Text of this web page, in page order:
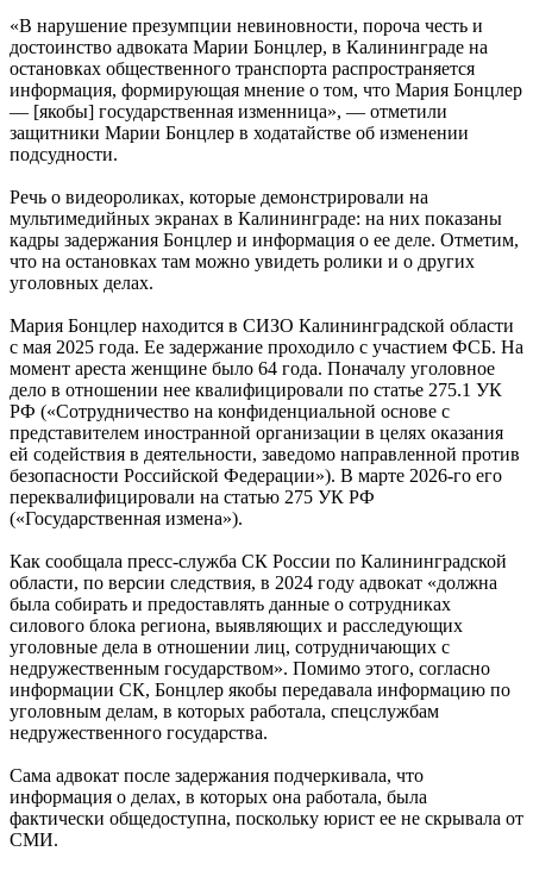
«В нарушение презумпции невиновности, пороча честь и
достоинство адвоката Марии Бонцлер, в Калининграде на
остановках общественного транспорта распространяется
информация, формирующая мнение о том, что Мария Бонцлер
— [якобы] государственная изменница», — отметили
защитники Марии Бонцлер в ходатайстве об изменении
подсудности.
Речь о видеороликах, которые демонстрировали на
мультимедийных экранах в Калининграде: на них показаны
кадры задержания Бонцлер и информация о ее деле. Отметим,
что на остановках там можно увидеть ролики и о других
уголовных делах.
Мария Бонцлер находится в СИЗО Калининградской области
с мая 2025 года. Ее задержание проходило с участием ФСБ. На
момент ареста женщине было 64 года. Поначалу уголовное
дело в отношении нее квалифицировали по статье 275.1 УК
РФ («Сотрудничество на конфиденциальной основе с
представителем иностранной организации в целях оказания
ей содействия в деятельности, заведомо направленной против
безопасности Российской Федерации»). В марте 2026-го его
переквалифицировали на статью 275 УК РФ
(«Государственная измена»).
Как сообщала пресс-служба СК России по Калининградской
области, по версии следствия, в 2024 году адвокат «должна
была собирать и предоставлять данные о сотрудниках
силового блока региона, выявляющих и расследующих
уголовные дела в отношении лиц, сотрудничающих с
недружественным государством». Помимо этого, согласно
информации СК, Бонцлер якобы передавала информацию по
уголовным делам, в которых работала, спецслужбам
недружественного государства.
Сама адвокат после задержания подчеркивала, что
информация о делах, в которых она работала, была
фактически общедоступна, поскольку юрист ее не скрывала от
СМИ.